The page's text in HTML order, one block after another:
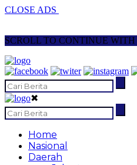
CLOSE ADS
SCROLL TO CONTINUE
✖
Home
Nasional
Daerah